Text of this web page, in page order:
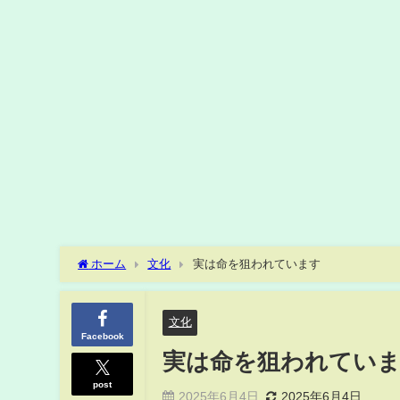
ホーム 文化 実は命を狙われています
Facebook
post
文化
実は命を狙われてい
2025年6月4日 2025年6月4日